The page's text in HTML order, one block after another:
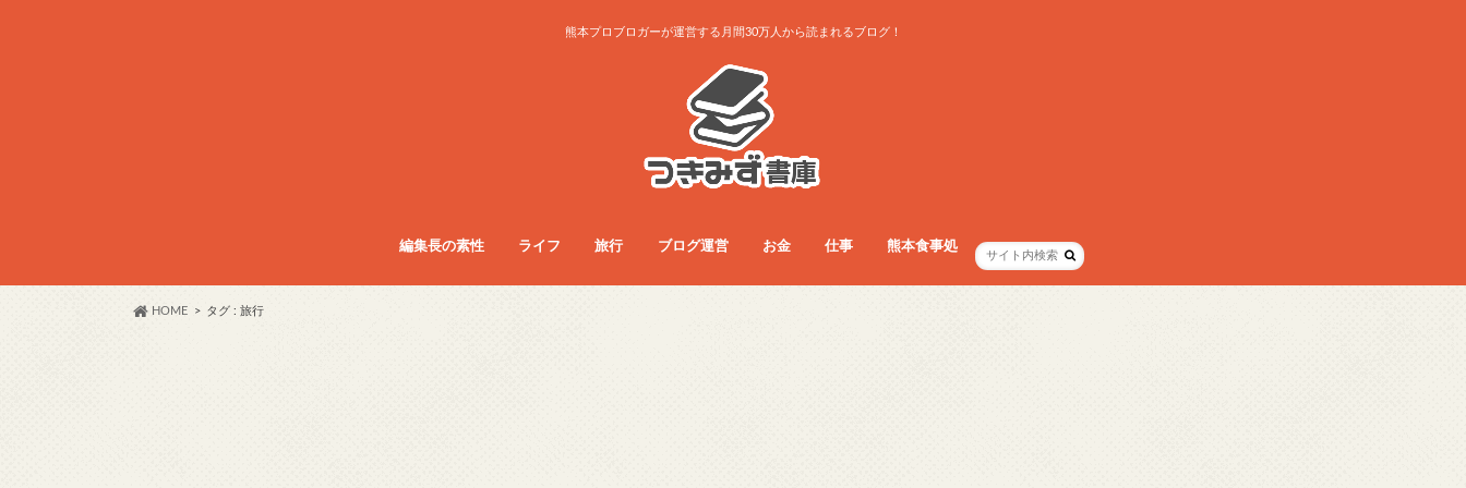
熊本プロブロガーが運営する月間30万人から読まれるブログ！
編集長の素性 ライフ
ライフ
お得生活術
グッズレビュー
コラム
サービス
ダイエット
ファッション
フード
旅行
旅行総合
旅行術
旅行記
ブログ運営
ブログ運営
アクセス・収益
ノウハウ
お金
お金
フリーランス
副業
仕事
仕事総合
人間関係
仕事術
働き方
医療・看護師
熊本食事処
食事総合
モーニング
ランチ
夜ご飯
カフェ
居酒屋・BAR
パン屋
ラーメン
まとめ
HOME タグ : 旅行